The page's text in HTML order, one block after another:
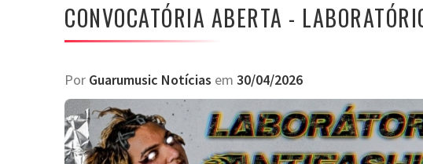
CONVOCATÓRIA ABERTA -
Por Guarumusic Notícias em 30/04/2026